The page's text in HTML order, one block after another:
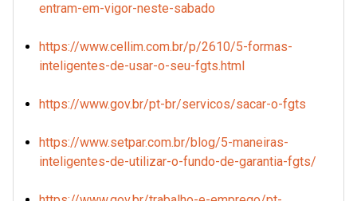
entram-em-vigor-neste-sabado
https://www.cellim.com.br/p/2610/5-formas-
inteligentes-de-usar-o-seu-fgts.html
https://www.gov.br/pt-br/servicos/sacar-o-fgts
https://www.setpar.com.br/blog/5-maneiras-
inteligentes-de-utilizar-o-fundo-de-garantia-fgts/